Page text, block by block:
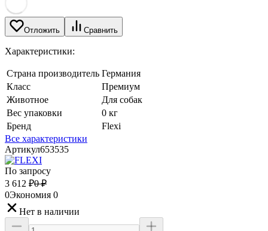
Отложить Сравнить
Характеристики:
Страна производитель Германия
Класс
Премиум
Животное
Для собак
Вес упаковки
0 кг
Бренд
Flexi
Все характеристики
Артикул653535
По запросу
3 612 ₽0 ₽
0Экономия 0
Нет в наличии